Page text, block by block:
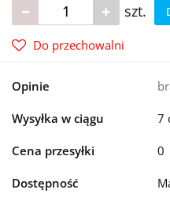
szt.
Do przechowalni
Opinie
Wysyłka w ciągu 7
Cena przesyłki 0
Dostępność